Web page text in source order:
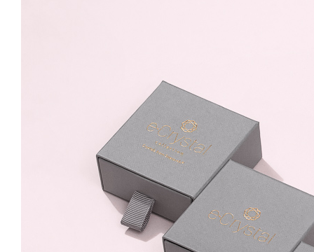
Swarovski® Rivoli Blue
Zircon 8mm Surub